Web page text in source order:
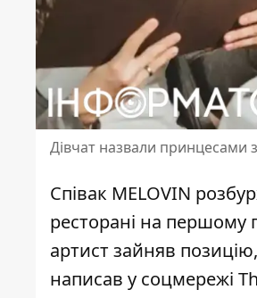
Дівчат назвали принцесами
Співак MELOVIN
ресторані на
артист зайняв
написав у соцмережі